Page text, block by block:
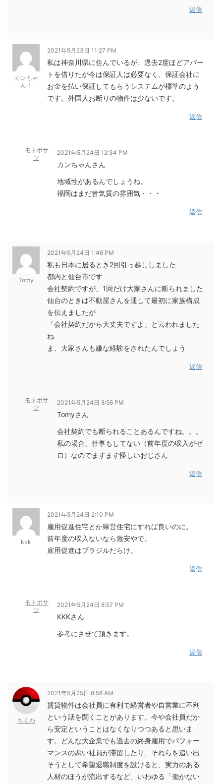
返信
カンちゃ
ん！
2021年5月23日 11:27 PM
私は神奈川県に住んでいるが、過去2度ほどアパー
トを借りたが今は保証人は必要なく、保証会社に
お金を払い保証してもらうシステムが標準のよう
です。外国人お断りの物件は少ないです。
返信
モトボサ
ツ
2021年5月24日 12:34 PM
カンちゃんさん
地域性があるんでしょうね。
福岡はまだ昔気質の雰囲気・・・
返信
Tomy
2021年5月24日 1:46 PM
私も日本に居るとき2回引っ越ししました
都内と仙台市です
会社契約ですが、1回だけ大家さんに断られました
仙台のときは不動屋さんを通して最初に家族構成
を伝えましたが
「会社契約だから大丈夫ですよ」と云われました
ね
ま、大家さんも嫌な経験をされたんでしょう
返信
モトボサ
ツ
2021年5月24日 8:56 PM
Tomyさん
会社契約でも断られることあるんですね。。。
私の場合、仕事もしてない（前年度の収入がゼ
ロ）なのでますます怪しいおじさん
返信
kkk
2021年5月24日 2:10 PM
雇用促進住宅とか県営住宅にすれば良いのに。
前年度の収入ないなら激安やで。
雇用促進はブラジルだらけ。
返信
モトボサ
ツ
2021年5月24日 8:57 PM
KKKさん
参考にさせて頂きます。
返信
ちくわ
2021年5月25日 8:58 AM
賃貸物件は会社員に有利で経営者や自営業に不利
という話を聞くことがあります。今や会社員だか
ら安定ということはなくなりつつあると思いま
す。どんな大企業でも過去の終身雇用でパフォー
マンスの悪い社員が滞留したり、それらを追い出
そうとして希望退職制度を設けると、実力のある
人材のほうが流出するなど、いわゆる「働かない